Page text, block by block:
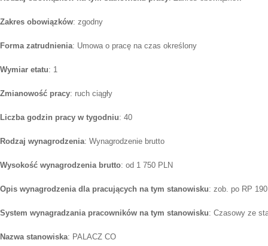
Zakres obowiązków: zgodny
Forma zatrudnienia: Umowa o pracę na czas określony
Wymiar etatu: 1
Zmianowość pracy: ruch ciągły
Liczba godzin pracy w tygodniu: 40
Rodzaj wynagrodzenia: Wynagrodzenie brutto
Wysokość wynagrodzenia brutto: od 1 750 PLN
Opis wynagrodzenia dla pracujących na tym stanowisku: zob. po RP
System wynagradzania pracowników na tym stanowisku: Czasowy ze
Nazwa stanowiska: PALACZ CO